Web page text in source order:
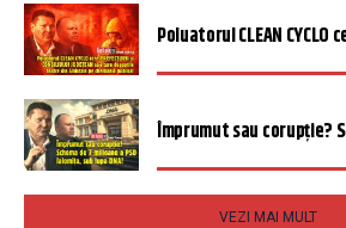
Poluatorul CLEAN
Împrumut sau corupție?
VEZI MAI MULT